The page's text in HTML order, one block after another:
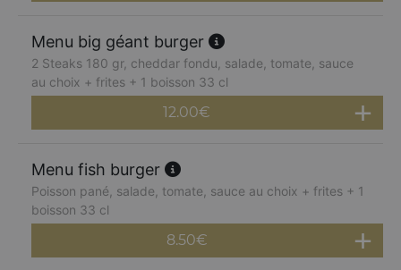
Menu big géant burger
2 Steaks 180 gr, cheddar fondu, salade, tomate, sauce
au choix + frites + 1 boisson 33 cl
12.00€
Menu fish burger
Poisson pané, salade, tomate, sauce au choix + frites + 1
boisson 33 cl
8.50€